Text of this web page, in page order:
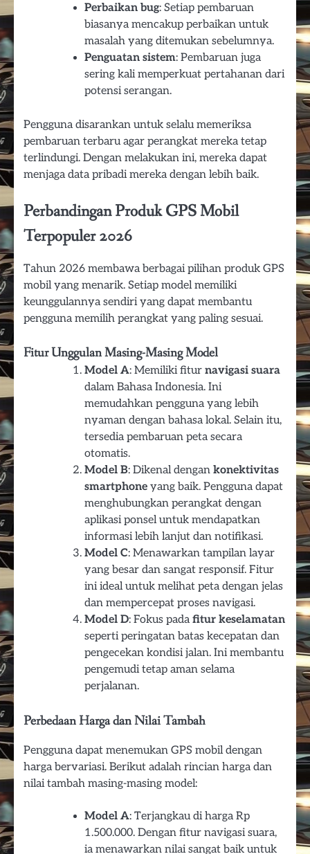
Perbaikan bug: Setiap pembaruan
biasanya mencakup perbaikan untuk
masalah yang ditemukan sebelumnya.
Penguatan sistem: Pembaruan juga
sering kali memperkuat pertahanan dari
potensi serangan.
Pengguna disarankan untuk selalu memeriksa
pembaruan terbaru agar perangkat mereka tetap
terlindungi. Dengan melakukan ini, mereka dapat
menjaga data pribadi mereka dengan lebih baik.
Perbandingan Produk GPS Mobil
Terpopuler 2026
Tahun 2026 membawa berbagai pilihan produk GPS
mobil yang menarik. Setiap model memiliki
keunggulannya sendiri yang dapat membantu
pengguna memilih perangkat yang paling sesuai.
Fitur Unggulan Masing-Masing Model
Model A: Memiliki fitur navigasi suara
dalam Bahasa Indonesia. Ini
memudahkan pengguna yang lebih
nyaman dengan bahasa lokal. Selain itu,
tersedia pembaruan peta secara
otomatis.
Model B: Dikenal dengan konektivitas
smartphone yang baik. Pengguna dapat
menghubungkan perangkat dengan
aplikasi ponsel untuk mendapatkan
informasi lebih lanjut dan notifikasi.
Model C: Menawarkan tampilan layar
yang besar dan sangat responsif. Fitur
ini ideal untuk melihat peta dengan jelas
dan mempercepat proses navigasi.
Model D: Fokus pada fitur keselamatan
seperti peringatan batas kecepatan dan
pengecekan kondisi jalan. Ini membantu
pengemudi tetap aman selama
perjalanan.
Perbedaan Harga dan Nilai Tambah
Pengguna dapat menemukan GPS mobil dengan
harga bervariasi. Berikut adalah rincian harga dan
nilai tambah masing-masing model:
Model A: Terjangkau di harga Rp
1.500.000. Dengan fitur navigasi suara,
ia menawarkan nilai sangat baik untuk